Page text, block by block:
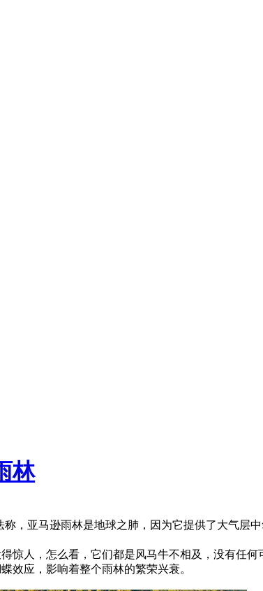
林
，亚马逊雨林是地球之肺，因为它提供了大气层
惊人，怎么看，它们都是风马牛不相及，没有任何
效应，影响着整个雨林的繁荣兴衰。